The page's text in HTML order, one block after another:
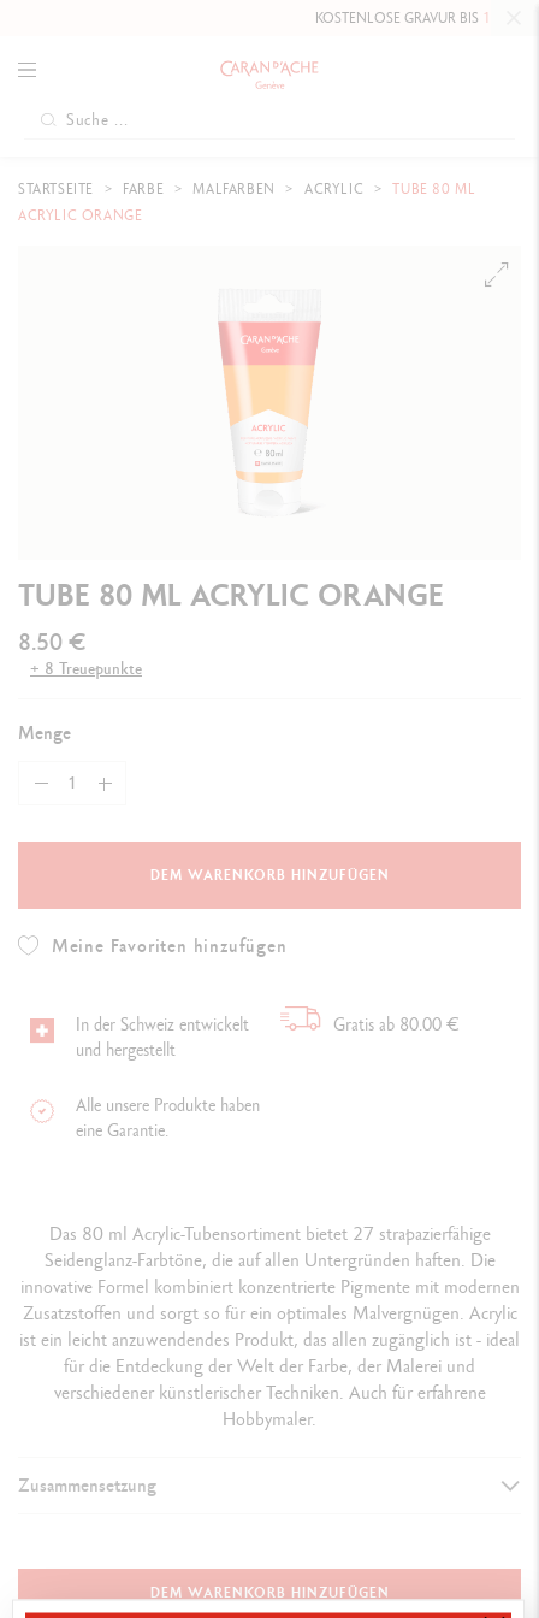
KOSTENLOSE GRAVUR BIS10. MAI
STARTSEITE FARBE MALFARBEN ACRYLIC
TUBE 80 ML
ACRYLIC ORANGE
TUBE 80 ML ACRYLIC ORANGE
8.50 €
+ 8 Treuepunkte
Menge
DEM WARENKORB HINZUFÜGEN
Meine Favoriten hinzufügen
In der Schweiz entwickelt
und hergestellt
Gratis ab 80.00 €
Alle unsere Produkte haben
eine Garantie.
Das 80 ml Acrylic-Tubensortiment bietet 27 strapazierfähige
Seidenglanz-Farbtöne, die auf allen Untergründen haften. Die
innovative Formel kombiniert konzentrierte Pigmente mit modernen
Zusatzstoffen und sorgt so für ein optimales Malvergnügen. Acrylic
ist ein leicht anzuwendendes Produkt, das allen zugänglich ist - ideal
für die Entdeckung der Welt der Farbe, der Malerei und
verschiedener künstlerischer Techniken. Auch für erfahrene
Hobbymaler.
Zusammensetzung
Format 80 ml
Gleichmässig satiniertes Aussehen
DEM WARENKORB HINZUFÜGEN